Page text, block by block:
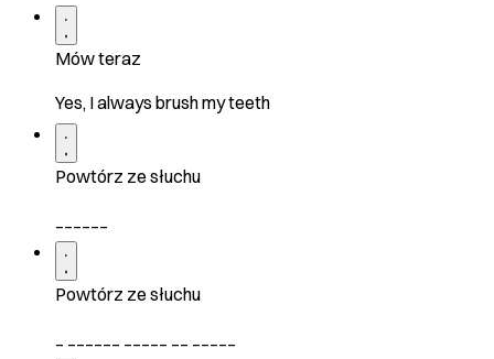
Mów teraz
Yes, I always brush my teeth
Powtórz ze słuchu
Powtórz ze słuchu